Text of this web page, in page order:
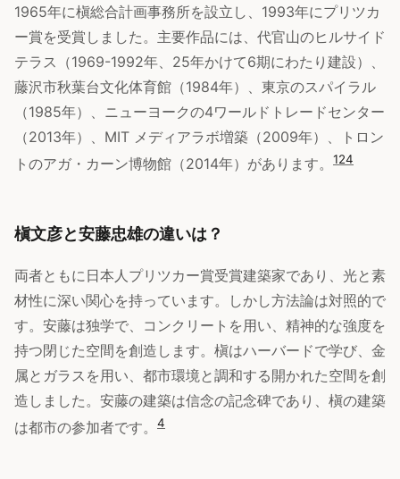
1965年に槇総合計画事務所を設立し、1993年にプリツカ
ー賞を受賞しました。主要作品には、代官山のヒルサイド
テラス（1969-1992年、25年かけて6期にわたり建設）、
藤沢市秋葉台文化体育館（1984年）、東京のスパイラル
（1985年）、ニューヨークの4ワールドトレードセンター
（2013年）、MIT メディアラボ増築（2009年）、トロン
トのアガ・カーン博物館（2014年）があります。
124
槇文彦と安藤忠雄の違いは？
両者ともに日本人プリツカー賞受賞建築家であり、光と素
材性に深い関心を持っています。しかし方法論は対照的で
す。安藤は独学で、コンクリートを用い、精神的な強度を
持つ閉じた空間を創造します。槇はハーバードで学び、金
属とガラスを用い、都市環境と調和する開かれた空間を創
造しました。安藤の建築は信念の記念碑であり、槇の建築
は都市の参加者です。
4